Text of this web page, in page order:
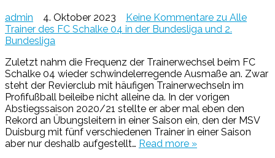
admin 4. Oktober 2023 Keine Kommentare zu Alle
Trainer des FC Schalke 04 in der Bundesliga und 2.
Bundesliga
Zuletzt nahm die Frequenz der Trainerwechsel beim FC
Schalke 04 wieder schwindelerregende Ausmaße an. Zwar
steht der Revierclub mit häufigen Trainerwechseln im
Profifußball beileibe nicht alleine da. In der vorigen
Abstiegssaison 2020/21 stellte er aber mal eben den
Rekord an Übungsleitern in einer Saison ein, den der MSV
Duisburg mit fünf verschiedenen Trainer in einer Saison
aber nur deshalb aufgestellt… Read more »